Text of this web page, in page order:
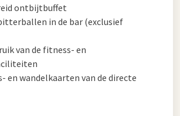
ontbijtbuffet
in de bar (exclusief
van de fitness- en
en wandelkaarten van de directe